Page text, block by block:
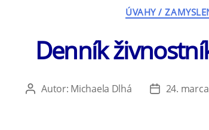
ÚVAHY /
Denník
AutorAutor: Michaela Dlhá
Dátum
24.